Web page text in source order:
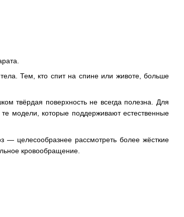
Тем, кто спит на спине или животе, больше
твёрдая поверхность не всегда полезна. Для
модели, которые поддерживают естественные
— целесообразнее рассмотреть более жёсткие
кровообращение.